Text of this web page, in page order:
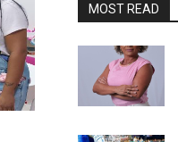
MOST READ